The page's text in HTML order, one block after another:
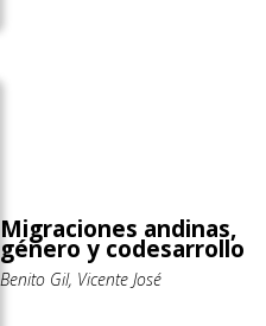
Migraciones andinas,
género y codesarrollo
Benito Gil, Vicente José